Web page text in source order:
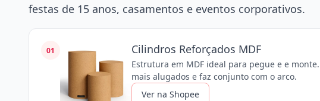
festas de 15 anos, casamentos e eventos corporativos.
01 Cilindros Reforçados MDF
Estrutura em MDF ideal para pegue e e
mais alugados e faz conjunto com o arco.
Ver na Shopee